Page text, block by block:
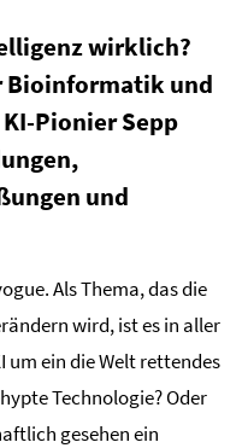
wirklich?
Bioinformatik und
Pionier Sepp
und
Als Thema, das die
wird, ist es in aller
um ein die Welt rettendes
Technologie? Oder
gesehen ein